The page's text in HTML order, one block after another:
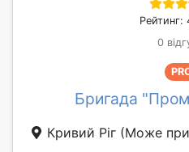
Рейтинг:
0
Бригада
Кривий Ріг (Може